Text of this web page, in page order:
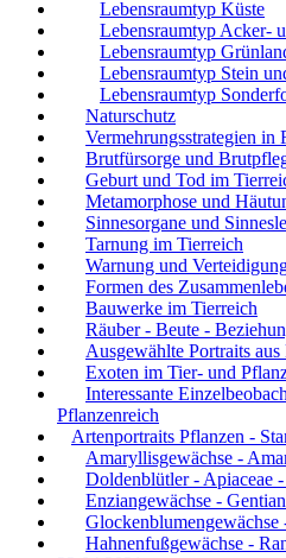
Lebensraumtyp Küste
Lebensraumtyp Acker-
Lebensraumtyp
Lebensraumtyp Stein
Lebensraumtyp
Naturschutz
Vermehrungsstrategien in
Brutfürsorge und
Geburt und Tod im
Metamorphose und
Sinnesorgane und
Tarnung im Tierreich
Warnung und
Formen des
Bauwerke im Tierreich
Räuber - Beute -
Ausgewählte Portraits
Exoten im Tier- und
Interessante
Pflanzenreich
Artenportraits Pflanzen -
Amaryllisgewächse -
Doldenblütler - Apiaceae
Enziangewächse -
Glockenblumengewächse
Hahnenfußgewächse -